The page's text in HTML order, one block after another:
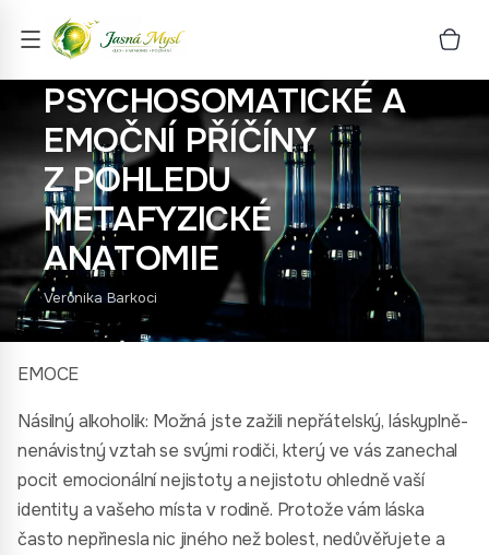
PROBLÉMY
S ALKOHOLEM –
PSYCHOSOMATICKÉ A
EMOČNÍ PŘÍČÍNY
Z POHLEDU
METAFYZICKÉ
ANATOMIE
Veronika Barkoci
EMOCE
Násilný alkoholik: Možná jste zažili nepřátelský, láskyplně-
nenávistný vztah se svými rodiči, který ve vás zanechal
pocit emocionální nejistoty a nejistotu ohledně vaší
identity a vašeho místa v rodině. Protože vám láska
často nepřinesla nic jiného než bolest, nedůvěřujete a